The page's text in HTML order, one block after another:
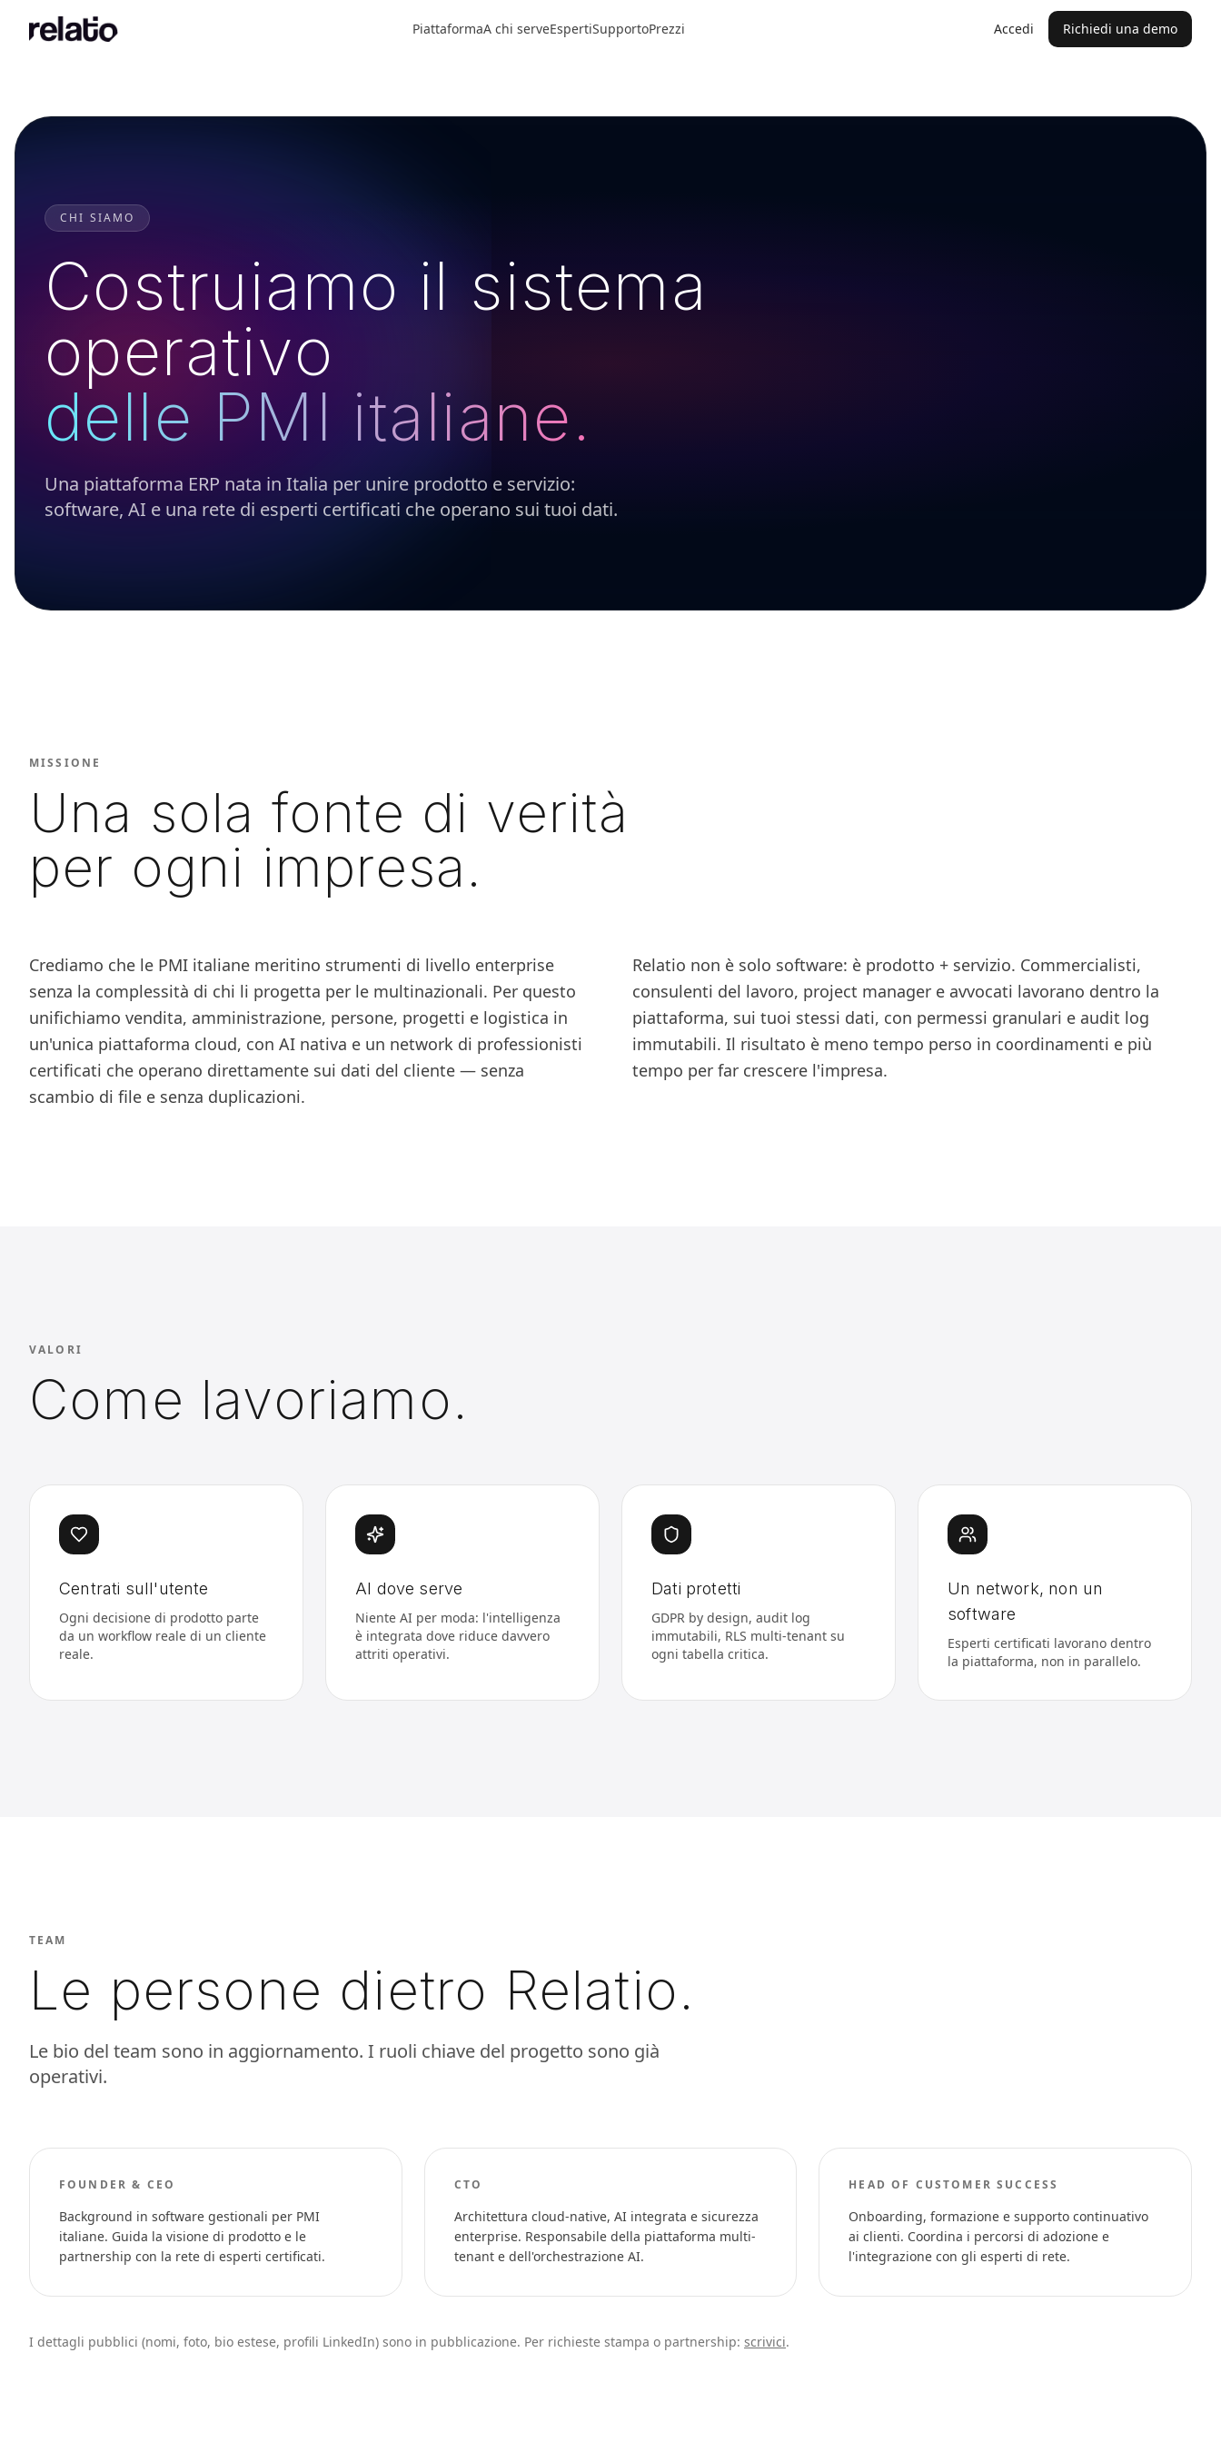
PiattaformaA chi serveEspertiSupportoPrezzi Accedi Richiedi una demo
CHI SIAMO
Costruiamo il sistema
operativo
delle PMI italiane.
Una piattaforma ERP nata in Italia per unire prodotto e servizio:
software, AI e una rete di esperti certificati che operano sui tuoi dati.
MISSIONE
Una sola fonte di verità
per ogni impresa.
Crediamo che le PMI italiane meritino strumenti di livello enterprise
senza la complessità di chi li progetta per le multinazionali. Per questo
unifichiamo vendita, amministrazione, persone, progetti e logistica in
un'unica piattaforma cloud, con AI nativa e un network di professionisti
certificati che operano direttamente sui dati del cliente — senza
scambio di file e senza duplicazioni.
Relatio non è solo software: è prodotto + servizio. Commercialisti,
consulenti del lavoro, project manager e avvocati lavorano dentro la
piattaforma, sui tuoi stessi dati, con permessi granulari e audit log
immutabili. Il risultato è meno tempo perso in coordinamenti e più
tempo per far crescere l'impresa.
VALORI
Come lavoriamo.
Centrati sull'utente
Ogni decisione di prodotto parte
da un workflow reale di un cliente
reale.
AI dove serve
Niente AI per moda: l'intelligenza
è integrata dove riduce davvero
attriti operativi.
Dati protetti
GDPR by design, audit log
immutabili, RLS multi-tenant su
ogni tabella critica.
Un network, non un
software
Esperti certificati lavorano dentro
la piattaforma, non in parallelo.
TEAM
Le persone dietro Relatio.
Le bio del team sono in aggiornamento. I ruoli chiave del progetto sono già
operativi.
FOUNDER & CEO
Background in software gestionali per PMI
italiane. Guida la visione di prodotto e le
partnership con la rete di esperti certificati.
CTO
Architettura cloud-native, AI integrata e sicurezza
enterprise. Responsabile della piattaforma multi-
tenant e dell'orchestrazione AI.
HEAD OF CUSTOMER SUCCESS
Onboarding, formazione e supporto continuativo
ai clienti. Coordina i percorsi di adozione e
l'integrazione con gli esperti di rete.
I dettagli pubblici (nomi, foto, bio estese, profili LinkedIn) sono in pubblicazione. Per richieste stampa o partnership: scrivici.